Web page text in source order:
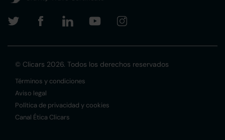
© Clicars 2026. Todos los derechos reservados
Términos y condiciones
Aviso legal
Política de privacidad y cookies
Canal Ética Clicars